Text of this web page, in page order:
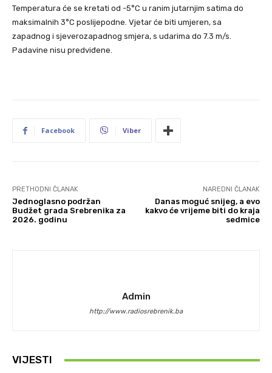
Temperatura će se kretati od -5°C u ranim jutarnjim satima do
maksimalnih 3°C poslijepodne. Vjetar će biti umjeren, sa
zapadnog i sjeverozapadnog smjera, s udarima do 7.3 m/s.
Padavine nisu predviđene.
Facebook Viber
PRETHODNI ČLANAK
Jednoglasno podržan
Budžet grada Srebrenika za
2026. godinu
NAREDNI ČLANAK
Danas moguć snijeg, a evo
kakvo će vrijeme biti do kraja
sedmice
Admin
http://www.radiosrebrenik.ba
VIJESTI